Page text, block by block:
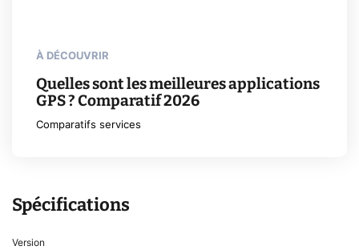
À DÉCOUVRIR
Quelles sont les meilleures applications
GPS ? Comparatif 2026
Comparatifs services
Spécifications
Version